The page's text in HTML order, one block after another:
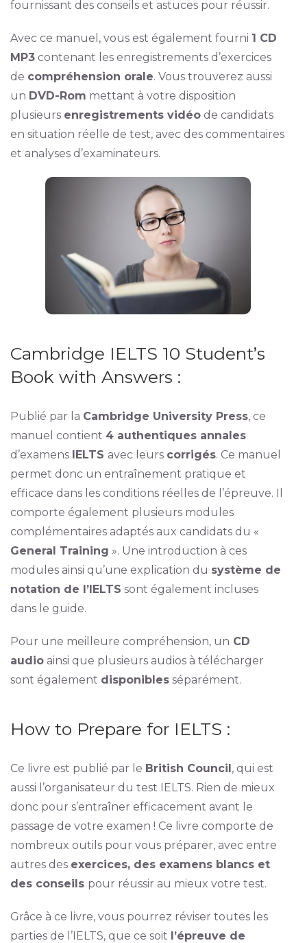
fournissant des conseils et astuces pour réussir.
Avec ce manuel, vous est également fourni 1 CD
MP3contenant les enregistrements d’exercices
de compréhension orale. Vous trouverez aussi
un DVD-Rom mettant à votre disposition
plusieurs enregistrements vidéode candidats
en situation réelle de test, avec des commentaires
et analyses d’examinateurs.
Cambridge IELTS 10 Student’s
Book with Answers :
Publié par la Cambridge University Press, ce
manuel contient 4 authentiques annales
d’examens IELTS avec leurs corrigés. Ce manuel
permet donc un entraînement pratique et
efficace dans les conditions réelles de l’épreuve. Il
comporte également plusieurs modules
complémentaires adaptés aux candidats du «
General Training ». Une introduction à ces
modules ainsi qu’une explication du système de
notation de l’IELTS sont également incluses
dans le guide.
Pour une meilleure compréhension, un CD
audioainsi que plusieurs audios à télécharger
sont également disponiblesséparément.
How to Prepare for IELTS :
Ce livre est publié par le British Council, qui est
aussi l’organisateur du test IELTS. Rien de mieux
donc pour s’entraîner efficacement avant le
passage de votre examen ! Ce livre comporte de
nombreux outils pour vous préparer, avec entre
autres des exercices, des examens blancs et
des conseils pour réussir au mieux votre test.
Grâce à ce livre, vous pourrez réviser toutes les
parties de l’IELTS, que ce soit l’épreuve de